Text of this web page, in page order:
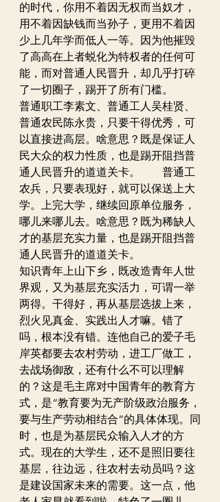
的时代，你用不着因无权而当奴才，
用不着因缺钱而当孙子，更用不着因
少上几年学而低人一等。因为他摧毁
了高高在上者蜕化为特权者的任何可
能，而对普通人民晋升，却几乎打碎
了一切圈子，踢开了所有门槛。
普通职工李素文、普通工人吴桂贤、
普通农民陈永贵，只要干得优秀，可
以直接进高层。啥意思？既是保证人
民大众的权力性质，也是踢开阻挡普
通人民晋升的道道关卡。　　普通工
农兵，只要表现好，就可以保送上大
学。上完大学，继续回原单位服务，
哪儿来哪儿去。啥意思？既为稀缺人
才的基层充实力量，也是踢开阻挡普
通人民晋升的道道关卡。
知识青年上山下乡，既改造青年人世
界观，又为基层充实活力，可谓一举
两得。干得好，再从基层选拔上来，
烈火见真金、实践出人才嘛。错了
吗，根本没有错。连他自己的爱子毛
岸英都要去农村劳动，进工厂做工，
去战场御敌，还有什么不可以理解
的？这是毛主席对中国青年的教育方
式，是“教育要为无产阶级政治服务，
要与生产劳动相结合”的具体体现。同
时，也是为基层民众输入人才的方
式。现在的大学生，还不是照旧要往
基层，往边远，往农村去动员吗？这
是建设国家未来的需要。这一点，他